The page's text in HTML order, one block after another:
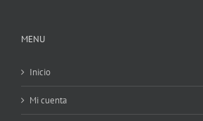
MENU
Inicio
Mi cuenta